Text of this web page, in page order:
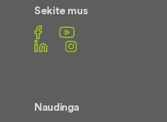
Sekite mus
Naudinga